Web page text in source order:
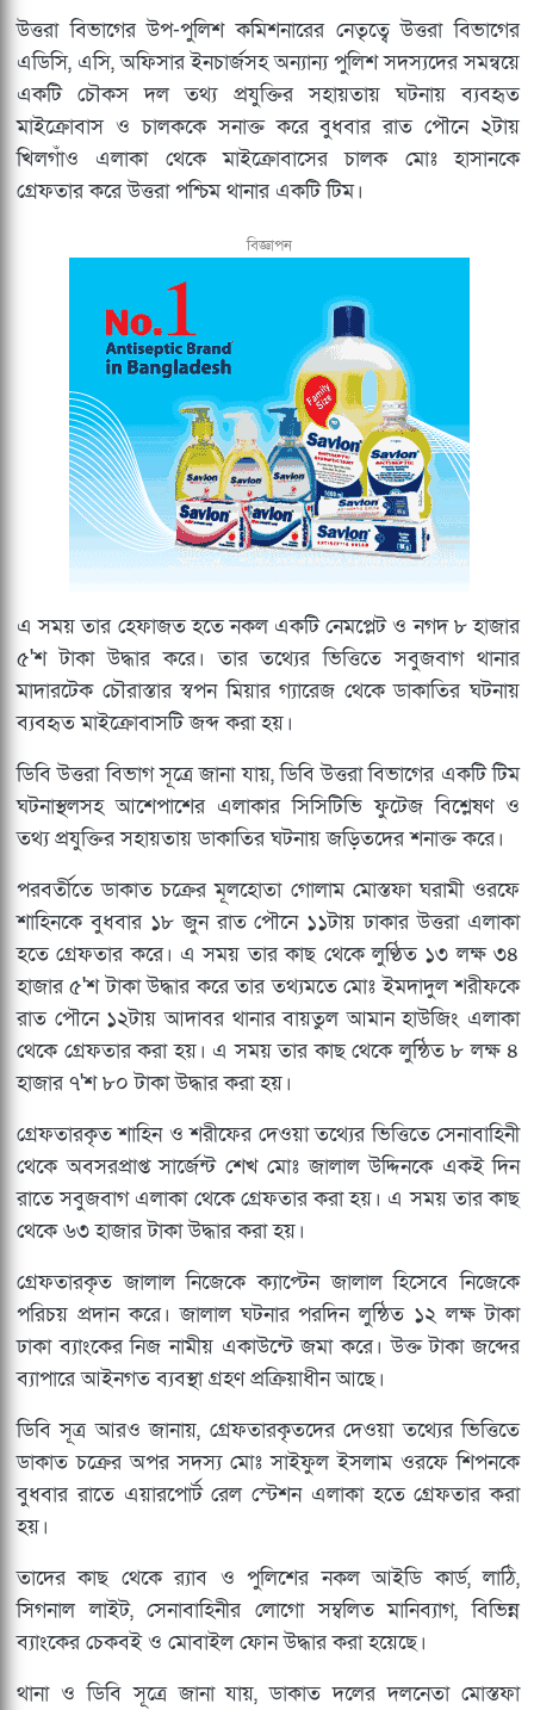
উত্তরা বিভাগের উপ-পুলিশ কমিশনারের নেতৃত্বে উত্তরা বিভাগের
এডিসি, এসি, অফিসার ইনচার্জসহ অন্যান্য পুলিশ সদস্যদের সমন্বয়ে
একটি চৌকস দল তথ্য প্রযুক্তির সহায়তায় ঘটনায় ব্যবহৃত
মাইক্রোবাস ও চালককে সনাক্ত করে বুধবার রাত পৌনে ২টায়
খিলগাঁও এলাকা থেকে মাইক্রোবাসের চালক মোঃ হাসানকে
গ্রেফতার করে উত্তরা পশ্চিম থানার একটি টিম।
বিজ্ঞাপন
এ সময় তার হেফাজত হতে নকল একটি নেমপ্লেট ও নগদ ৮ হাজার
৫'শ টাকা উদ্ধার করে। তার তথ্যের ভিত্তিতে সবুজবাগ থানার
মাদারটেক চৌরাস্তার স্বপন মিয়ার গ্যারেজ থেকে ডাকাতির ঘটনায়
ব্যবহৃত মাইক্রোবাসটি জব্দ করা হয়।
ডিবি উত্তরা বিভাগ সূত্রে জানা যায়, ডিবি উত্তরা বিভাগের একটি টিম
ঘটনাস্থলসহ আশেপাশের এলাকার সিসিটিভি ফুটেজ বিশ্লেষণ ও
তথ্য প্রযুক্তির সহায়তায় ডাকাতির ঘটনায় জড়িতদের শনাক্ত করে।
পরবর্তীতে ডাকাত চক্রের মূলহোতা গোলাম মোস্তফা ঘরামী ওরফে
শাহিনকে বুধবার ১৮ জুন রাত পৌনে ১১টায় ঢাকার উত্তরা এলাকা
হতে গ্রেফতার করে। এ সময় তার কাছ থেকে লুণ্ঠিত ১৩ লক্ষ ৩৪
হাজার ৫'শ টাকা উদ্ধার করে তার তথ্যমতে মোঃ ইমদাদুল শরীফকে
রাত পৌনে ১২টায় আদাবর থানার বায়তুল আমান হাউজিং এলাকা
থেকে গ্রেফতার করা হয়। এ সময় তার কাছ থেকে লুন্ঠিত ৮ লক্ষ ৪
হাজার ৭'শ ৮০ টাকা উদ্ধার করা হয়।
গ্রেফতারকৃত শাহিন ও শরীফের দেওয়া তথ্যের ভিত্তিতে সেনাবাহিনী
থেকে অবসরপ্রাপ্ত সার্জেন্ট শেখ মোঃ জালাল উদ্দিনকে একই দিন
রাতে সবুজবাগ এলাকা থেকে গ্রেফতার করা হয়। এ সময় তার কাছ
থেকে ৬৩ হাজার টাকা উদ্ধার করা হয়।
গ্রেফতারকৃত জালাল নিজেকে ক্যাপ্টেন জালাল হিসেবে নিজেকে
পরিচয় প্রদান করে। জালাল ঘটনার পরদিন লুন্ঠিত ১২ লক্ষ টাকা
ঢাকা ব্যাংকের নিজ নামীয় একাউন্টে জমা করে। উক্ত টাকা জব্দের
ব্যাপারে আইনগত ব্যবস্থা গ্রহণ প্রক্রিয়াধীন আছে।
ডিবি সূত্র আরও জানায়, গ্রেফতারকৃতদের দেওয়া তথ্যের ভিত্তিতে
ডাকাত চক্রের অপর সদস্য মোঃ সাইফুল ইসলাম ওরফে শিপনকে
বুধবার রাতে এয়ারপোর্ট রেল স্টেশন এলাকা হতে গ্রেফতার করা
হয়।
তাদের কাছ থেকে র‌্যাব ও পুলিশের নকল আইডি কার্ড, লাঠি,
সিগনাল লাইট, সেনাবাহিনীর লোগো সম্বলিত মানিব্যাগ, বিভিন্ন
ব্যাংকের চেকবই ও মোবাইল ফোন উদ্ধার করা হয়েছে।
থানা ও ডিবি সূত্রে জানা যায়, ডাকাত দলের দলনেতা মোস্তফা